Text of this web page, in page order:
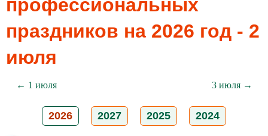
профессиональных
праздников на 2026 год - 2
июля
← 1 июля 3 июля →
2026 2027 2025 2024